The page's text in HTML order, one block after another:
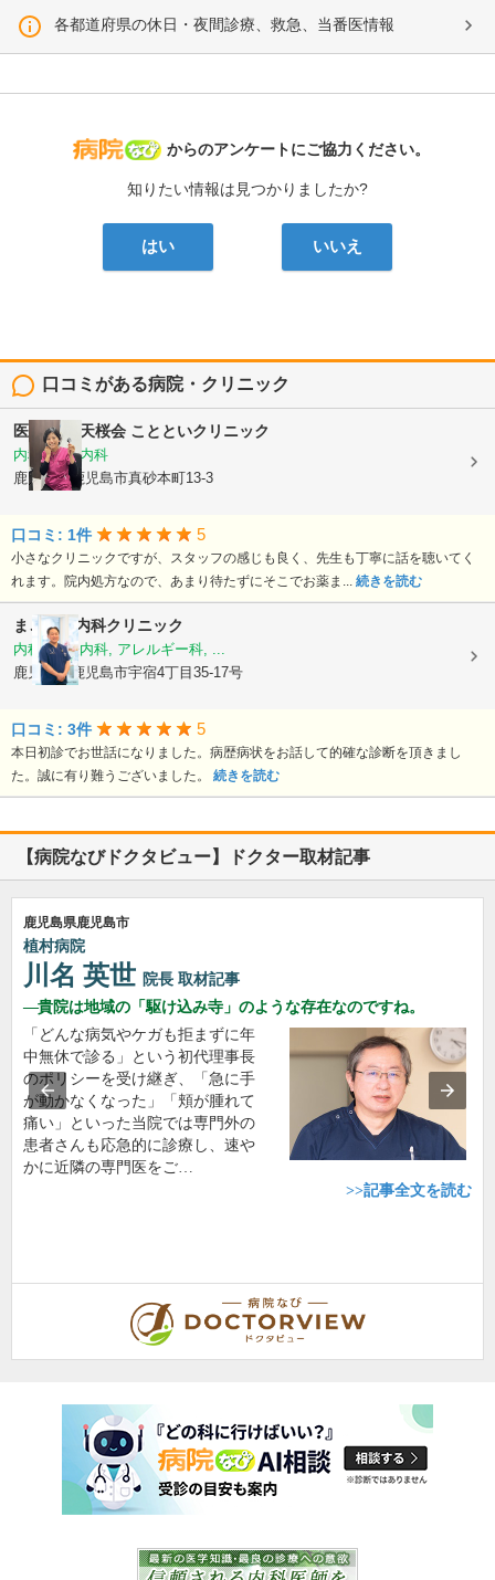
各都道府県の休日・夜間診療、救急、当番医情報
病院なび
からのアンケートにご協力ください。
知りたい情報は見つかりましたか?
はい いいえ
口コミがある病院・クリニック
医療法人 天桜会 ことといクリニック
内科, 血液内科
鹿児島県鹿児島市真砂本町13-3
口コミ: 1件 5
小さなクリニックですが、スタッフの感じも良く、先生も丁寧に話を聴いてく
れます。院内処方なので、あまり待たずにそこでお薬ま... 続きを読む
まごころ内科クリニック
内科, 神経内科, アレルギー科, ...
鹿児島県鹿児島市宇宿4丁目35-17号
口コミ: 3件 5
本日初診でお世話になりました。病歴病状をお話して的確な診断を頂きまし
た。誠に有り難うございました。 続きを読む
【病院なびドクタビュー】ドクター取材記事
鹿児島県鹿児島市
植村病院
川名 英世 院長 取材記事
貴院は地域の「駆け込み寺」のような存在なのですね。
「どんな病気やケガも拒まずに年
中無休で診る」という初代理事長
のポリシーを受け継ぎ、「急に手
が動かなくなった」「頬が腫れて
痛い」といった当院では専門外の
患者さんも応急的に診療し、速や
かに近隣の専門医をご…
>>記事全文を読む